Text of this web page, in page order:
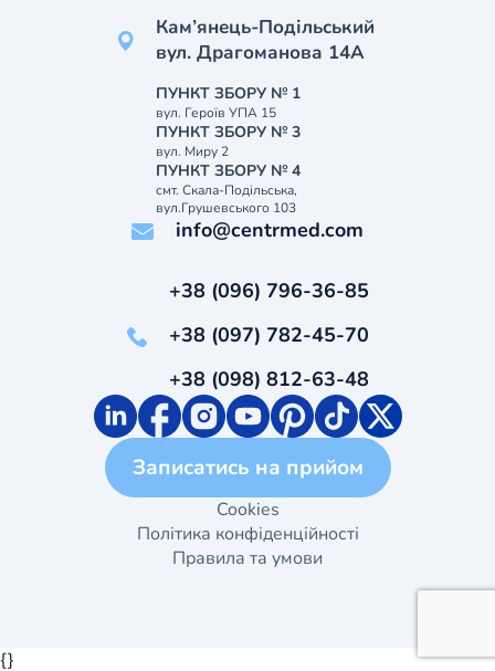
Кам’янець-Подільський
вул. Драгоманова 14А
ПУНКТ ЗБОРУ № 1
вул. Героїв УПА 15
ПУНКТ ЗБОРУ № 3
вул. Миру 2
ПУНКТ ЗБОРУ № 4
смт. Скала-Подільська,
вул.Грушевського 103
info@centrmed.com
+38 (096) 796-36-85
+38 (097) 782-45-70
+38 (098) 812-63-48
Записатись на прийом
Cookies
Політика конфіденційності
Правила та умови
{}